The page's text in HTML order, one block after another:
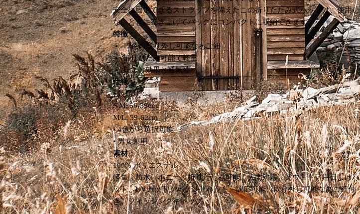
安全に固定できるストラップを備えたこの折りたたみ式ハットは、使用し
ないときに巻き上げてバッグにコンパクトに収納できます。
特徴：
12色の取り外し可能なあご紐
折りたたみ可能で軽量
日よけ効果と通気性
仕様：
• 頭周り：
S/M: 56-59cm
M/L: 59-62cm
• 4色から選択可能
• 男女兼用
素材：
100% ポリエステル
軽量、防水、ボニー、折りたたみ可能、大雨対応、アウトドア用日よけハ
ット、UVカット、バケットハット、調節可能、取り外し可能なあご紐付
き、フィッシングキャップ